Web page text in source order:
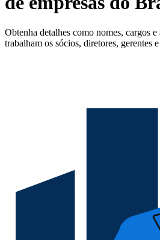
Obtenha detalhes como nomes, cargos e
trabalham os sócios, diretores, gerentes